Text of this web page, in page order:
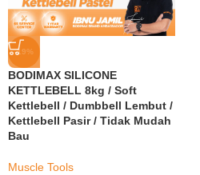
-19%
BODIMAX SILICONE
KETTLEBELL 8kg / Soft
Kettlebell / Dumbbell Lembut /
Kettlebell Pasir / Tidak Mudah
Bau
Muscle Tools